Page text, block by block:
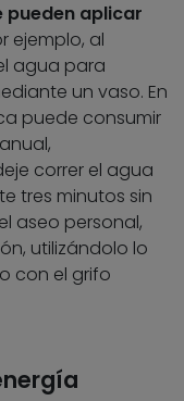
pueden aplicar
ejemplo, al
agua para
un vaso. En
puede consumir
correr el agua
tres minutos sin
aseo personal,
utilizándolo lo
con el grifo